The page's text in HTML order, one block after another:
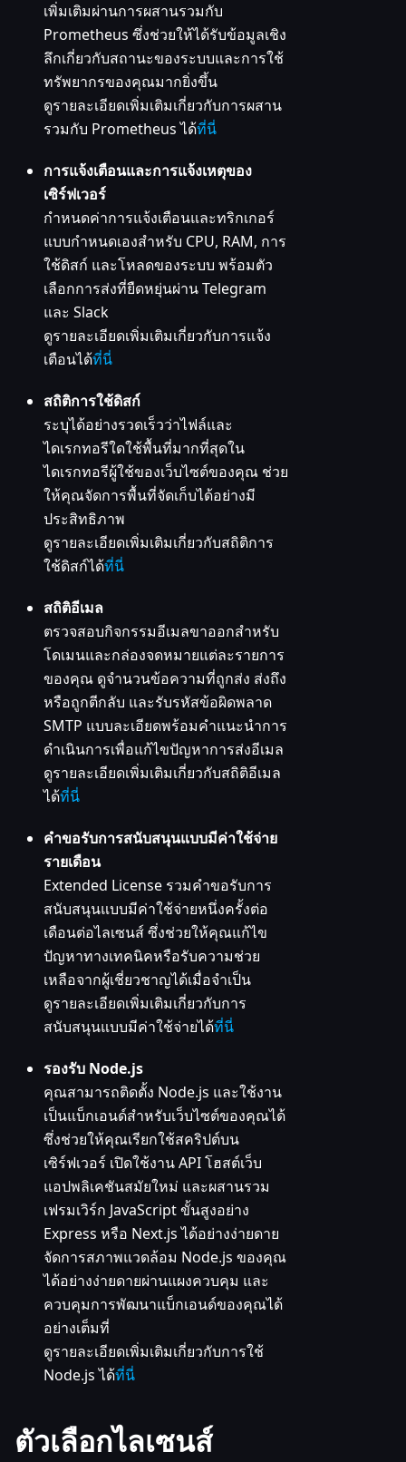
เพิ่มเติมผ่านการผสานรวมกับ
Prometheus ซึ่งช่วยให้ได้รับข้อมูลเชิง
ลึกเกี่ยวกับสถานะของระบบและการใช้
ทรัพยากรของคุณมากยิ่งขึ้น
ดูรายละเอียดเพิ่มเติมเกี่ยวกับการผสาน
รวมกับ Prometheus ได้ที่นี่
การแจ้งเตือนและการแจ้งเหตุของ
เซิร์ฟเวอร์
กำหนดค่าการแจ้งเตือนและทริกเกอร์
แบบกำหนดเองสำหรับ CPU, RAM, การ
ใช้ดิสก์ และโหลดของระบบ พร้อมตัว
เลือกการส่งที่ยืดหยุ่นผ่าน Telegram
และ Slack
ดูรายละเอียดเพิ่มเติมเกี่ยวกับการแจ้ง
เตือนได้ที่นี่
สถิติการใช้ดิสก์
ระบุได้อย่างรวดเร็วว่าไฟล์และ
ไดเรกทอรีใดใช้พื้นที่มากที่สุดใน
ไดเรกทอรีผู้ใช้ของเว็บไซต์ของคุณ ช่วย
ให้คุณจัดการพื้นที่จัดเก็บได้อย่างมี
ประสิทธิภาพ
ดูรายละเอียดเพิ่มเติมเกี่ยวกับสถิติการ
ใช้ดิสก์ได้ที่นี่
สถิติอีเมล
ตรวจสอบกิจกรรมอีเมลขาออกสำหรับ
โดเมนและกล่องจดหมายแต่ละรายการ
ของคุณ ดูจำนวนข้อความที่ถูกส่ง ส่งถึง
หรือถูกตีกลับ และรับรหัสข้อผิดพลาด
SMTP แบบละเอียดพร้อมคำแนะนำการ
ดำเนินการเพื่อแก้ไขปัญหาการส่งอีเมล
ดูรายละเอียดเพิ่มเติมเกี่ยวกับสถิติอีเมล
ได้ที่นี่
คำขอรับการสนับสนุนแบบมีค่าใช้จ่าย
รายเดือน
Extended License รวมคำขอรับการ
สนับสนุนแบบมีค่าใช้จ่ายหนึ่งครั้งต่อ
เดือนต่อไลเซนส์ ซึ่งช่วยให้คุณแก้ไข
ปัญหาทางเทคนิคหรือรับความช่วย
เหลือจากผู้เชี่ยวชาญได้เมื่อจำเป็น
ดูรายละเอียดเพิ่มเติมเกี่ยวกับการ
สนับสนุนแบบมีค่าใช้จ่ายได้ที่นี่
รองรับ Node.js
คุณสามารถติดตั้ง Node.js และใช้งาน
เป็นแบ็กเอนด์สำหรับเว็บไซต์ของคุณได้
ซึ่งช่วยให้คุณเรียกใช้สคริปต์บน
เซิร์ฟเวอร์ เปิดใช้งาน API โฮสต์เว็บ
แอปพลิเคชันสมัยใหม่ และผสานรวม
เฟรมเวิร์ก JavaScript ขั้นสูงอย่าง
Express หรือ Next.js ได้อย่างง่ายดาย
จัดการสภาพแวดล้อม Node.js ของคุณ
ได้อย่างง่ายดายผ่านแผงควบคุม และ
ควบคุมการพัฒนาแบ็กเอนด์ของคุณได้
อย่างเต็มที่
ดูรายละเอียดเพิ่มเติมเกี่ยวกับการใช้
Node.js ได้ที่นี่
ตัวเลือกไลเซนส์